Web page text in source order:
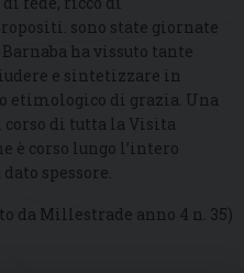
sono state giornate
ha vissuto tante
e sintetizzare in
etimologico di grazia. Una
corso di tutta la Visita
è corso lungo l’intero
spessore.
da Millestrade anno 4 n. 35)